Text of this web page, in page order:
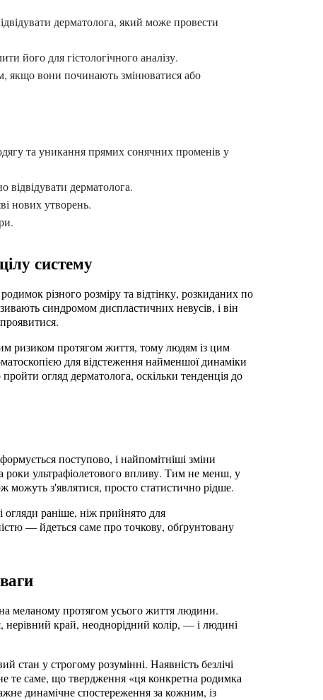
дерматолога, який може провести
його для гістологічного аналізу.
якщо вони починають змінюватися або
та уникання прямих сонячних променів у
дерматолога.
нових утворень.
систему
різного розміру та відтінку, розкиданих по
синдромом диспластичних невусів, і він
ризиком протягом життя, тому людям із цим
для відстеження найменшої динаміки
огляд дерматолога, оскільки тенденція до
поступово, і найпомітніші зміни
роки ультрафіолетового впливу. Тим не менш, у
можуть з'являтися, просто статистично рідше.
огляди раніше, ніж прийнято для
— йдеться саме про точкову, обґрунтовану
меланому протягом усього життя людини.
край, неоднорідний колір, — і людині
у строгому розумінні. Наявність безлічі
те саме, що твердження «ця конкретна родимка
динамічне спостереження за кожним, із